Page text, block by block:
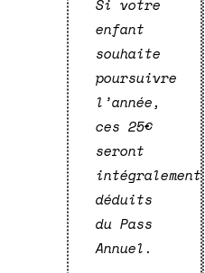
Si votre
enfant
souhaite
poursuivre
l’année,
ces 25€
seront
intégralement
déduits
du Pass
Annuel.